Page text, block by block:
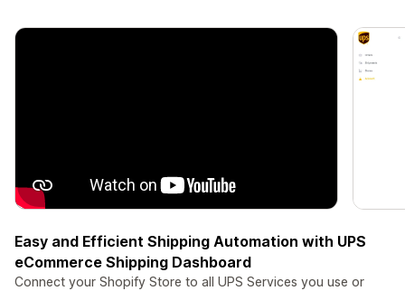
Easy and Efficient Shipping Automation with UPS
eCommerce Shipping Dashboard
Connect your Shopify Store to all UPS Services you use or